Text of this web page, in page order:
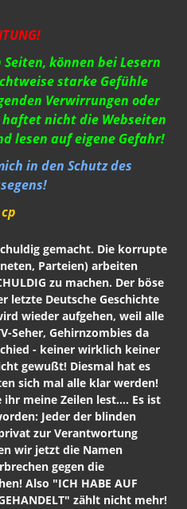
2016, 2015
2018
2017
können bei Lesern
starke Gefühle
Verwirrungen oder
nicht die Webseiten
lesen auf eigene Gefahr!
in den Schutz des
cp
gemacht. Die korrupte
Parteien) arbeiten
zu machen. Der böse
letzte Deutsche Geschichte
wieder aufgehen, weil alle
Seher, Gehirnzombies da
- keiner wirklich keiner
gewußt! Diesmal hat es
sich mal alle klar werden!
meine Zeilen lest.... Es ist
Jeder der blinden
zur Verantwortung
wir jetzt die Namen
gegen die
Also "ICH HABE AUF
zählt nicht mehr!